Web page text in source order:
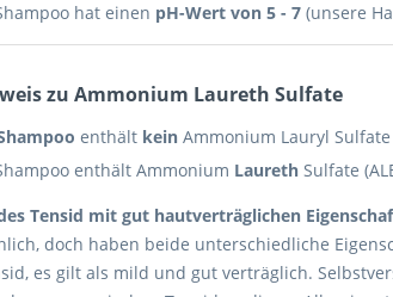
hat einen pH-Wert von 5 - 7 (unsere
zu Ammonium Laureth Sulfate
enthält kein Ammonium Lauryl Sulfate
enthält Ammonium Laureth Sulfate
Tensid mit gut hautverträglichen
doch haben beide unterschiedliche
es gilt als mild und gut verträglich.